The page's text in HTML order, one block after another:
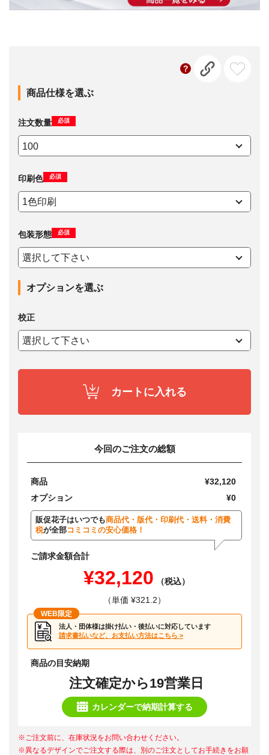
商品仕様を選ぶ
注文数量 必須
印刷色 必須
包装形態 必須
オプションを選ぶ
校正
カートに入れる
今回のご注文の総額
商品
¥32,120
オプション
¥0
販促花子はいつでも商品代・版代・印刷代・送料・消費
税が全部コミコミの安心価格！
ご請求金額合計
¥32,120
（税込）
（単価 ¥321.2）
WEB限定
法人・団体様は掛け払い・後払いに対応しています
請求書払いなど、お支払い方法はこちら >
商品の目安納期
注文確定から19営業日
カレンダーで納期計算する
※ご注文前に、在庫状況をお問い合わせください。
※異なるデザインでご注文する際は、別のご注文としてお手続きをお願